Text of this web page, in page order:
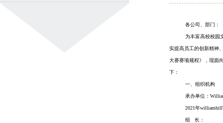
各公司、部门：
为丰富高校校园
实提高员工的创新精神
大赛赛项规程》，现面
下：
一、组织机构
承办单位：
2021年
组 长：